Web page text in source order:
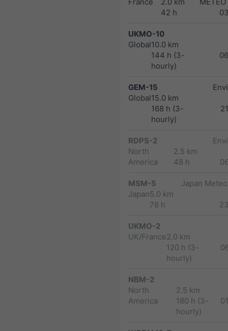
France
2.0 km
42 h
UKMO-10
Global10.0 km
144 h (3-
hourly)
GEM-15
Global15.0 km
168 h (3-
hourly)
RDPS-2
North
America
2.5 km
48 h
MSM-5
Japan5.0 km
78 h
Japan
UKMO-2
UK/France2.0 km
120 h (3-
hourly)
NBM-2
North
America
2.5 km
180 h (3-
hourly)